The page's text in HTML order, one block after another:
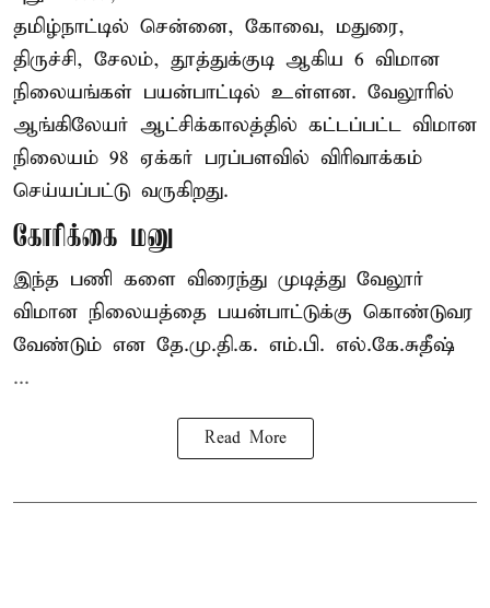
தமிழ்நாட்டில் சென்னை, கோவை, மதுரை,
திருச்சி, சேலம், தூத்துக்குடி ஆகிய 6 விமான
நிலையங்கள் பயன்பாட்டில் உள்ளன. வேலூரில்
ஆங்கிலேயர் ஆட்சிக்காலத்தில் கட்டப்பட்ட விமான
நிலையம் 98 ஏக்கர் பரப்பளவில் விரிவாக்கம்
செய்யப்பட்டு வருகிறது.
கோரிக்கை மனு
இந்த பணி களை விரைந்து முடித்து வேலூர்
விமான நிலையத்தை பயன்பாட்டுக்கு கொண்டுவர
வேண்டும் என தே.மு.தி.க. எம்.பி. எல்.கே.சுதீஷ்
...
Read More